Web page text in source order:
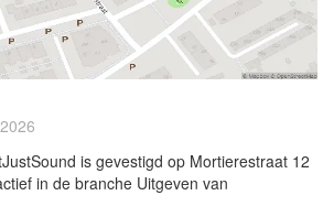
is gevestigd op Mortierestraat 12
in de branche Uitgeven van